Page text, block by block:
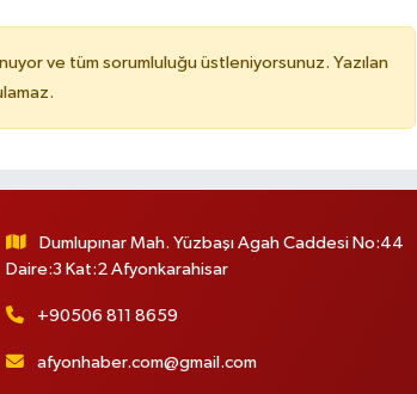
ve tüm sorumluluğu üstleniyorsunuz. Yazılan
Dumlupınar Mah. Yüzbaşı Agah Caddesi No:44
Daire:3 Kat:2 Afyonkarahisar
+90506 811 8659
afyonhaber.com@gmail.com